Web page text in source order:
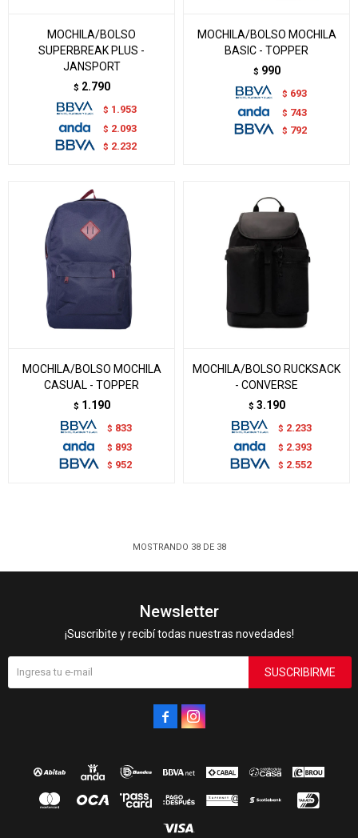
MOCHILA/BOLSO
SUPERBREAK PLUS -
JANSPORT
$ 2.790
$ 1.953
$ 2.093
$ 2.232
MOCHILA/BOLSO MOCHILA
BASIC - TOPPER
$ 990
$ 693
$ 743
$ 792
MOCHILA/BOLSO MOCHILA
CASUAL - TOPPER
$ 1.190
$ 833
$ 893
$ 952
MOCHILA/BOLSO RUCKSACK
- CONVERSE
$ 3.190
$ 2.233
$ 2.393
$ 2.552
MOSTRANDO 38DE 38
Newsletter
¡Suscribite y recibí todas nuestras novedades!
SUSCRIBIRME
 